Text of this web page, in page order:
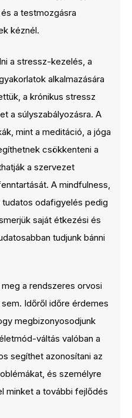
a testmozgásra
kéznél.
a stressz-kezelés, a
alkalmazására
a krónikus stressz
a súlyszabályozásra. A
mint a meditáció, a jóga
csökkenteni a
a szervezet
A mindfulness,
tudatos odafigyelés pedig
saját étkezési és
tudjunk bánni
a rendszeres orvosi
Időről időre érdemes
megbizonyosodjunk
váltás valóban a
segíthet azonosítani az
és személyre
minket a további fejlődés